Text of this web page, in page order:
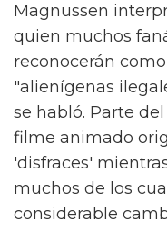
Magnussen
quien muchos
reconocerán
"alienígenas
se habló. Parte
filme animado
'disfraces'
muchos de los
considerable